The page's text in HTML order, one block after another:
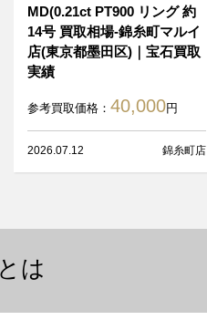
MD(0.21ct PT900 リング 約
14号 買取相場-錦糸町マルイ
店(東京都墨田区)｜宝石買取
実績
参考買取価格： 40,000円
2026.07.12 錦糸町店
は